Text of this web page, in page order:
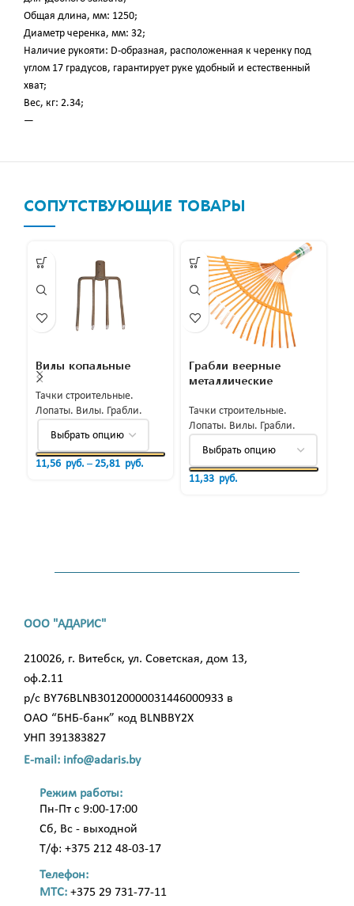
Общая длина, мм: 1250;
Диаметр черенка, мм: 32;
Наличие рукояти: D-образная, расположенная к черенку под
углом 17 градусов, гарантирует руке удобный и естественный
хват;
Вес, кг: 2.34;
—
СОПУТСТВУЮЩИЕ ТОВАРЫ
Вилы копальные
Тачки строительные.
Лопаты. Вилы. Грабли.
11,56 руб. –25,81 руб.
Грабли веерные
металлические
Тачки строительные.
Лопаты. Вилы. Грабли.
11,33 руб.
ООО "АДАРИС"
210026, г. Витебск, ул. Советская, дом 13,
оф.2.11
р/с BY76BLNB30120000031446000933 в
ОАО “БНБ-банк” код BLNBBY2X
УНП 391383827
E-mail: info@adaris.by
Режим работы:
Пн-Пт с 9:00-17:00
Сб, Вс - выходной
Т/ф: +375 212 48-03-17
Телефон:
МТС: +375 29 731-77-11